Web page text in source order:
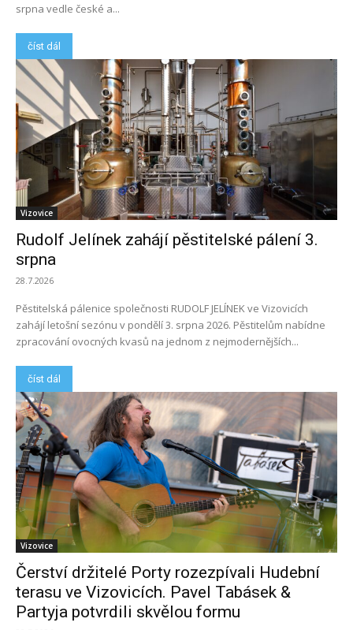
srpna vedle české a...
číst dál
Vizovice
Rudolf Jelínek zahájí pěstitelské pálení 3.
srpna
28.7.2026
Pěstitelská pálenice společnosti RUDOLF JELÍNEK ve Vizovicích
zahájí letošní sezónu v pondělí 3. srpna 2026. Pěstitelům nabídne
zpracování ovocných kvasů na jednom z nejmodernějších...
číst dál
Vizovice
Čerství držitelé Porty rozezpívali Hudební
terasu ve Vizovicích. Pavel Tabásek &
Partyja potvrdili skvělou formu